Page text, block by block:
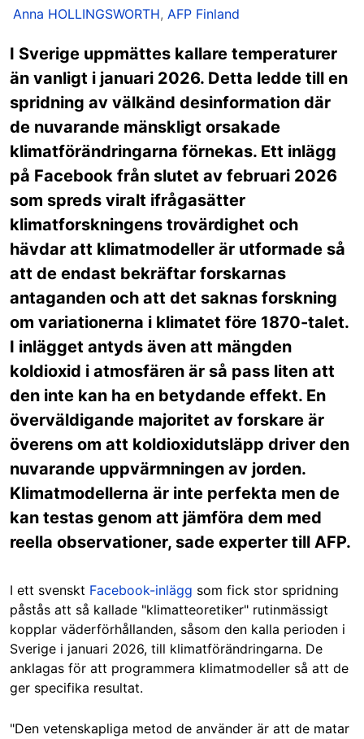
Anna HOLLINGSWORTH, AFP Finland
I Sverige uppmättes kallare temperaturer
än vanligt i januari 2026. Detta ledde till en
spridning av välkänd desinformation där
de nuvarande mänskligt orsakade
klimatförändringarna förnekas. Ett inlägg
på Facebook från slutet av februari 2026
som spreds viralt ifrågasätter
klimatforskningens trovärdighet och
hävdar att klimatmodeller är utformade så
att de endast bekräftar forskarnas
antaganden och att det saknas forskning
om variationerna i klimatet före 1870-talet.
I inlägget antyds även att mängden
koldioxid i atmosfären är så pass liten att
den inte kan ha en betydande effekt. En
överväldigande majoritet av forskare är
överens om att koldioxidutsläpp driver den
nuvarande uppvärmningen av jorden.
Klimatmodellerna är inte perfekta men de
kan testas genom att jämföra dem med
reella observationer, sade experter till AFP.
I ett svenskt Facebook-inlägg som fick stor spridning
påstås att så kallade "klimatteoretiker" rutinmässigt
kopplar väderförhållanden, såsom den kalla perioden i
Sverige i januari 2026, till klimatförändringarna. De
anklagas för att programmera klimatmodeller så att de
ger specifika resultat.
"Den vetenskapliga metod de använder är att de matar